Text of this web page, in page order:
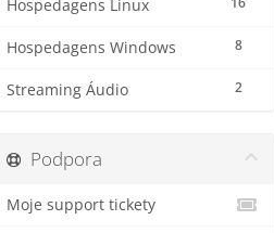
Hospedagens Linux
8
Hospedagens Windows
2
Streaming Áudio
Podpora
Moje support tickety